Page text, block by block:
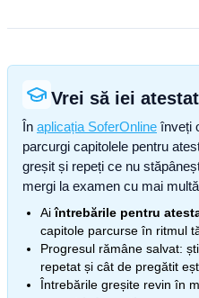
Vrei să iei
În aplicația SoferOnline înveți
parcurgi capitolele pentru
greșit și repeți ce nu
mergi la examen cu mai
Aiîntrebările pentru
capitole parcurse în ritmul
Progresul rămâne salvat:
repetat și cât de pregătit
Întrebările greșite revin în